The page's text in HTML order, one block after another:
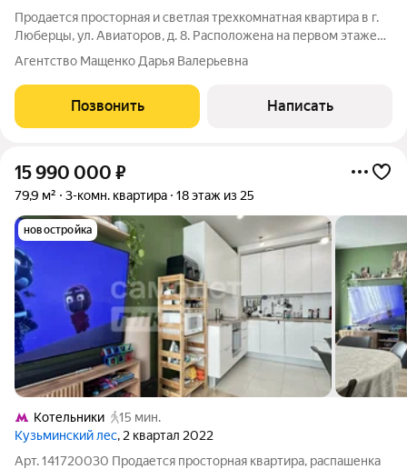
Продается просторная и светлая трехкомнатная квартира в г.
Люберцы, ул. Авиаторов, д. 8. Расположена на первом этаже
14-этажного монолитно-кирпичного дома с высоким первым
этажом. Общая площадь 116 кв.м., все комнаты
изолированные: 37.8 кв.м., 18.8
Агентство Мащенко Дарья Валерьевна
Позвонить Написать
15 990 000 ₽
79,9 м² 3-комн. квартира 18 этаж из 25
новостройка
Котельники
15 мин.
Кузьминский лес, 2 квартал 2022
Арт. 141720030 Продается просторная квартира, распашенка